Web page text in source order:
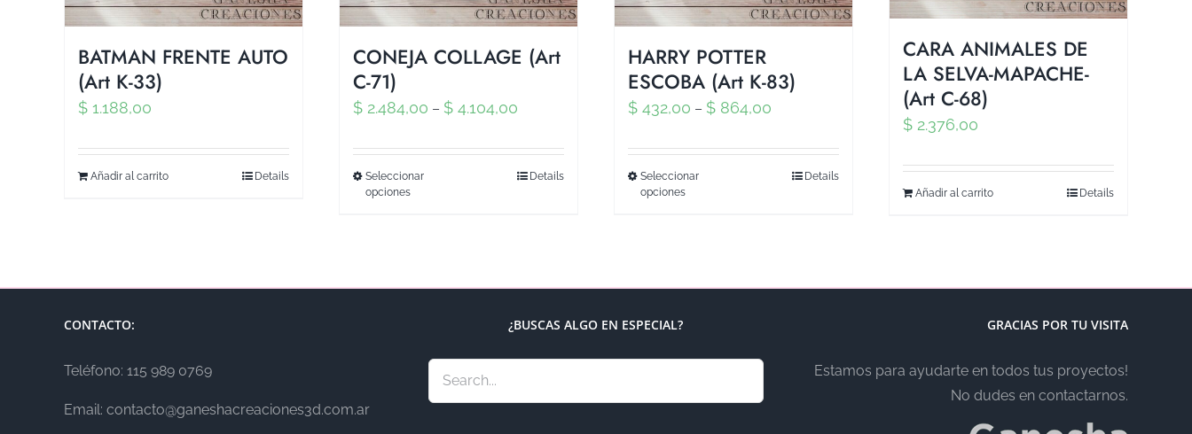
BATMAN FRENTE AUTO
(Art K-33)
$ 1.188,00
Añadir al carrito Details
CONEJA COLLAGE (Art
C-71)
$ 2.484,00 – $ 4.104,00
Seleccionar
opciones
Details
HARRY POTTER
ESCOBA (Art K-83)
$ 432,00 – $ 864,00
Seleccionar
opciones
Details
CARA ANIMALES DE
LA SELVA-MAPACHE-
(Art C-68)
$ 2.376,00
Añadir al carrito Details
CONTACTO:
Teléfono: 115 989 0769
Email: contacto@ganeshacreaciones3d.com.ar
¿BUSCAS ALGO EN ESPECIAL? GRACIAS POR TU VISITA
Estamos para ayudarte en todos tus proyectos!
No dudes en contactarnos.